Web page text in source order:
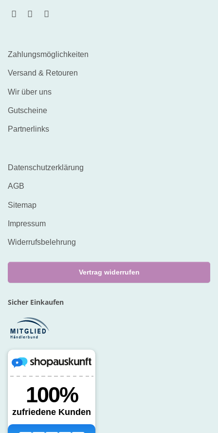
Zahlungsmöglichkeiten
Versand & Retouren
Wir über uns
Gutscheine
Partnerlinks
Datenschutzerklärung
AGB
Sitemap
Impressum
Widerrufsbelehrung
Vertrag widerrufen
Sicher Einkaufen